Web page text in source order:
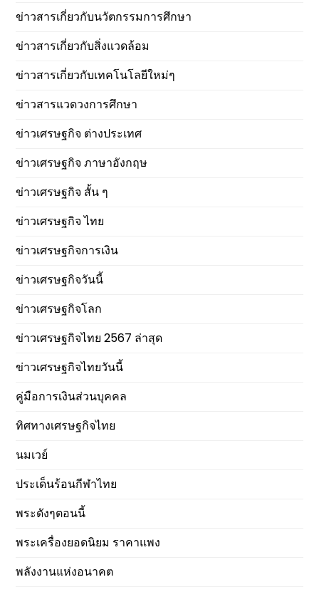
ข่าวสารเกี่ยวกับนวัตกรรมการศึกษา
ข่าวสารเกี่ยวกับสิ่งแวดล้อม
ข่าวสารเกี่ยวกับเทคโนโลยีใหม่ๆ
ข่าวสารแวดวงการศึกษา
ข่าวเศรษฐกิจ ต่างประเทศ
ข่าวเศรษฐกิจ ภาษาอังกฤษ
ข่าวเศรษฐกิจ สั้น ๆ
ข่าวเศรษฐกิจ ไทย
ข่าวเศรษฐกิจการเงิน
ข่าวเศรษฐกิจวันนี้
ข่าวเศรษฐกิจโลก
ข่าวเศรษฐกิจไทย 2567 ล่าสุด
ข่าวเศรษฐกิจไทยวันนี้
คู่มือการเงินส่วนบุคคล
ทิศทางเศรษฐกิจไทย
นมเวย์
ประเด็นร้อนกีฬาไทย
พระดังๆตอนนี้
พระเครื่องยอดนิยม ราคาแพง
พลังงานแห่งอนาคต